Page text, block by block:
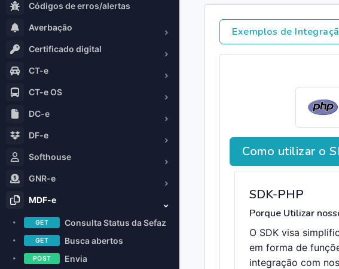
Códigos de erros/alertas
Averbação
Certificado digital
CT-e
CT-e OS
DC-e
DF-e
Softhouse
GNR-e
MDF-e
GET Consulta Status da Sefaz
GET Busca abertos
POST Envia
Exemplos de
Como utilizar o
SDK-PHP
Porque Utilizar
O SDK visa
em forma de
integração com